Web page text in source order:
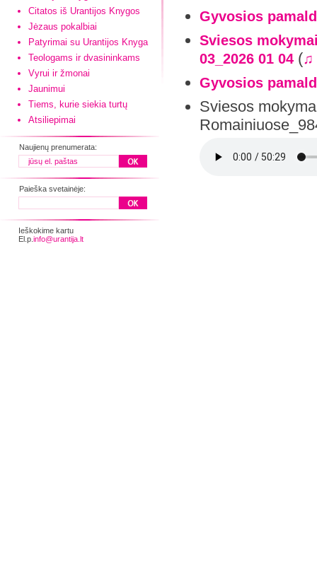
Citatos iš Urantijos Knygos
Jėzaus pokalbiai
Patyrimai su Urantijos Knyga
Teologams ir dvasininkams
Vyrui ir žmonai
Jaunimui
Tiems, kurie siekia turtų
Atsiliepimai
Naujienų prenumerata:
Paieška svetainėje:
Ieškokime kartu
El.p. info@urantija.lt
Gyvosios
Sviesos
03_2026 01 04 (♫
Gyvosios
Sviesos